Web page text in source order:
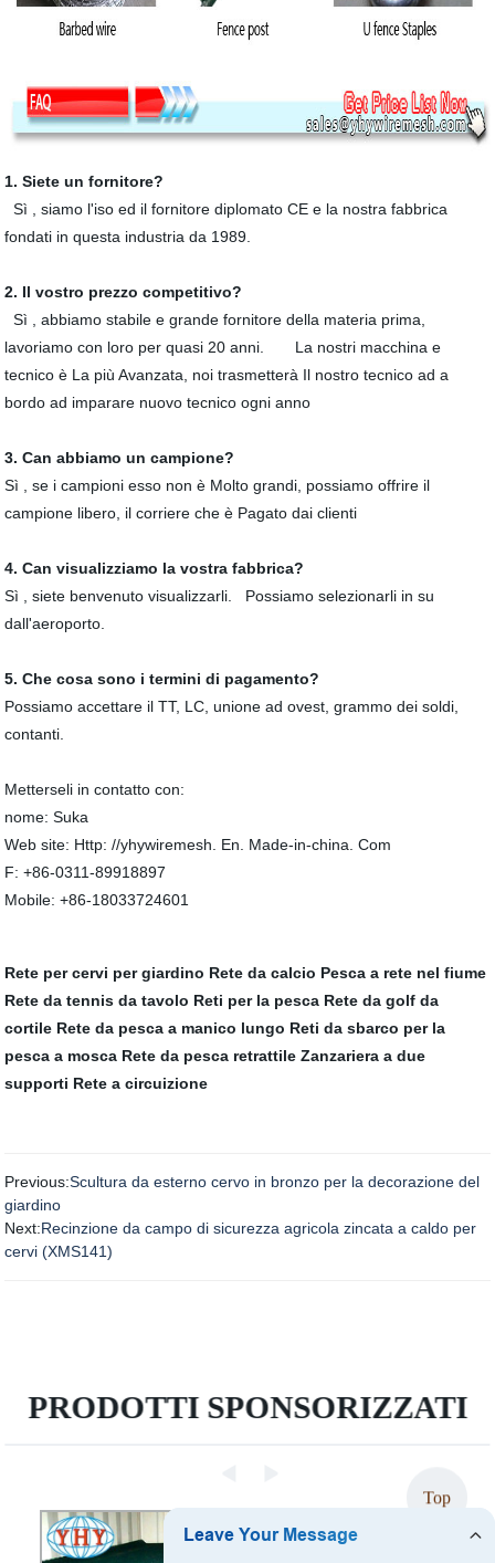
1. Siete un fornitore?
Sì , siamo l'iso ed il fornitore diplomato CE e la nostra fabbrica
fondati in questa industria da 1989.
2. Il vostro prezzo competitivo?
Sì , abbiamo stabile e grande fornitore della materia prima,
lavoriamo con loro per quasi 20 anni. La nostri macchina e
tecnico è La più Avanzata, noi trasmetterà Il nostro tecnico ad a
bordo ad imparare nuovo tecnico ogni anno
3. Can abbiamo un campione?
Sì , se i campioni esso non è Molto grandi, possiamo offrire il
campione libero, il corriere che è Pagato dai clienti
4. Can visualizziamo la vostra fabbrica?
Sì , siete benvenuto visualizzarli. Possiamo selezionarli in su
dall'aeroporto.
5. Che cosa sono i termini di pagamento?
Possiamo accettare il TT, LC, unione ad ovest, grammo dei soldi,
contanti.
Metterseli in contatto con:
nome: Suka
Web site: Http: //yhywiremesh. En. Made-in-china. Com
F: +86-0311-89918897
Mobile: +86-18033724601
Rete per cervi per giardino Rete da calcio Pesca a rete nel fiume
Rete da tennis da tavolo Reti per la pesca Rete da golf da
cortile Rete da pesca a manico lungo Reti da sbarco per la
pesca a mosca Rete da pesca retrattile Zanzariera a due
supporti Rete a circuizione
Previous:Scultura da esterno cervo in bronzo per la decorazione del
giardino
Next:Recinzione da campo di sicurezza agricola zincata a caldo per
cervi (XMS141)
PRODOTTI SPONSORIZZATI
Top